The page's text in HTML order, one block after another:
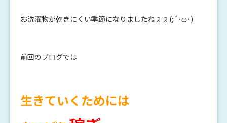
お洗濯物が乾きにくい季節になりましたねぇぇ(;´･ω･)
前回のブログでは
生きていくためには